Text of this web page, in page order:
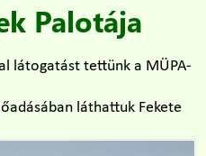
Palotája
látogatást tettünk a MÜPA-
láthattuk Fekete